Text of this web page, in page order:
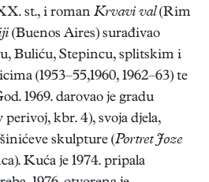
st., i roman Krvavi val(Rim
(Buenos Aires) surađivao
Buliću, Stepincu, splitskim i
(1953–55,1960, 1962–63) te
1969. darovao je gradu
kbr. 4), svoja djela,
skulpture (Portret Joze
Kuća je 1974. pripala